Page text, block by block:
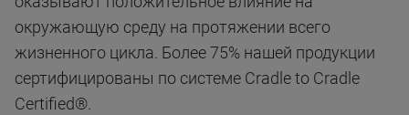
окружающую среду на протяжении всего
жизненного цикла. Более 75% нашей продукции
сертифицированы по системе Cradle to Cradle
Certified®.